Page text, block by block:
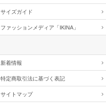
サイズガイド
ファッションメディア「IKINA」
新着情報
特定商取引法に基づく表記
サイトマップ